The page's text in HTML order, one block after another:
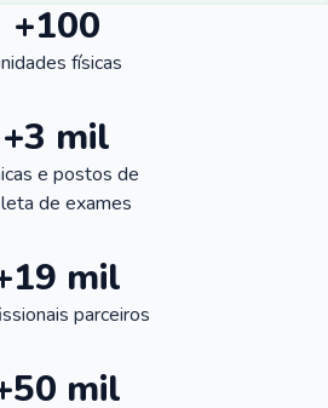
+100
físicas
+3 mil
e postos de
de exames
mil
parceiros
mil